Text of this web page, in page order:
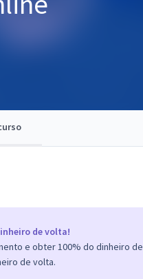
de volta!
e obter 100% do dinheiro
de volta.